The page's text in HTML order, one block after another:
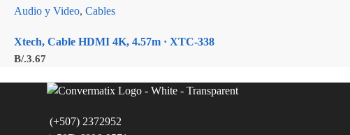
Audio y Video, Cables
Xtech, Cable HDMI 4K, 4.57m · XTC-338
B/.3.67
(+507) 2372952